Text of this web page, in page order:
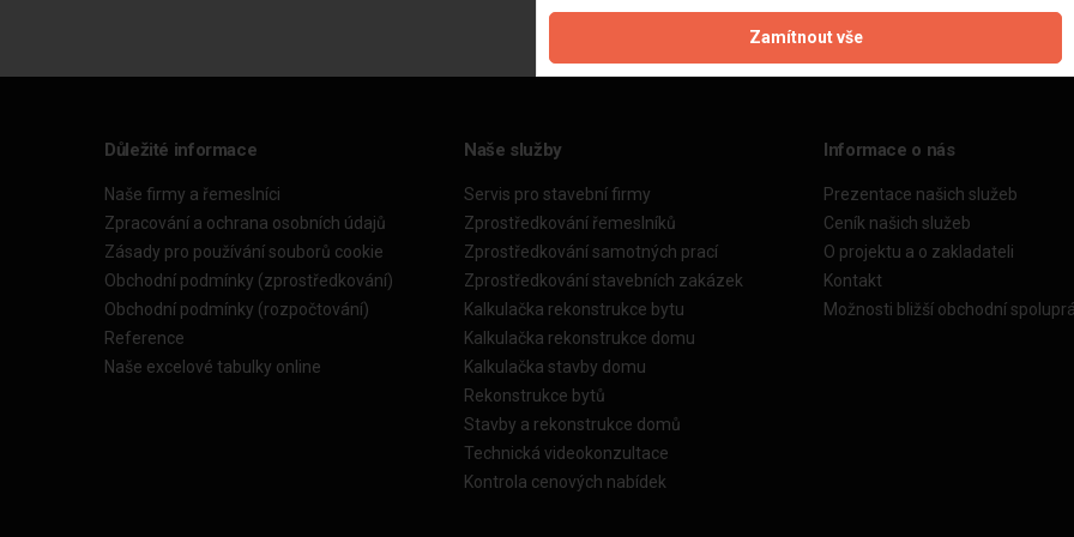
Důležité informace
Naše firmy a řemeslníci
Zpracování a ochrana osobních údajů
Zásady pro používání souborů cookie
Obchodní podmínky (zprostředkování)
Obchodní podmínky (rozpočtování)
Reference
Naše excelové tabulky online
Naše služby
Servis pro stavební firmy
Zprostředkování řemeslníků
Zprostředkování samotných prací
Zprostředkování stavebních zakázek
Kalkulačka rekonstrukce bytu
Kalkulačka rekonstrukce domu
Kalkulačka stavby domu
Rekonstrukce bytů
Stavby a rekonstrukce domů
Technická videokonzultace
Kontrola cenových nabídek
Informace o nás
Prezentace našich služeb
Ceník našich služeb
O projektu a o zakladateli
Kontakt
Možnosti bližší obchodní
Zamítnout vše